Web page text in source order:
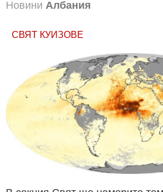
Новини Албания
СВЯТ КУИЗОВЕ